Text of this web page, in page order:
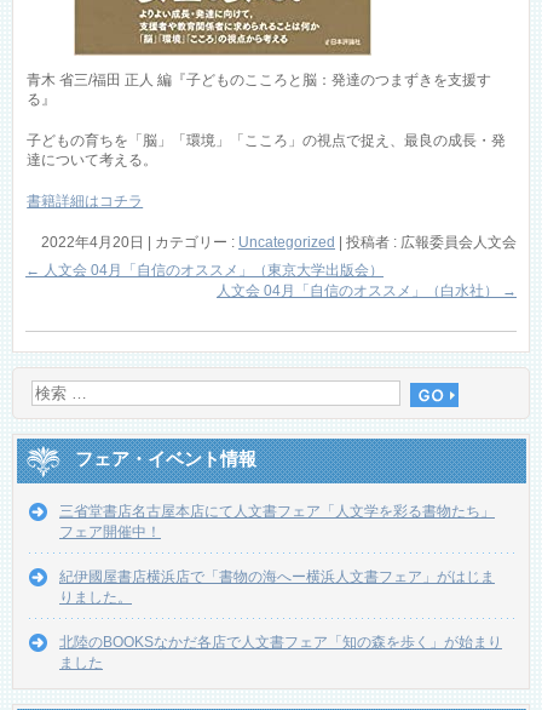
青木 省三/福田 正人 編『子どものこころと脳：発達のつまずきを支援す
る』
子どもの育ちを「脳」「環境」「こころ」の視点で捉え、最良の成長・発
達について考える。
書籍詳細はコチラ
2022年4月20日 カテゴリー : Uncategorized
投稿者 : 広報委員会人文会
← 人文会 04月「自信のオススメ」（東京大学出版会）
人文会 04月「自信のオススメ」（白水社）
→
フェア・イベント情報
三省堂書店名古屋本店にて人文書フェア「人文学を彩る書物たち」
フェア開催中！
紀伊國屋書店横浜店で「書物の海へー横浜人文書フェア」がはじま
りました。
北陸のBOOKSなかだ各店で人文書フェア「知の森を歩く」が始まり
ました